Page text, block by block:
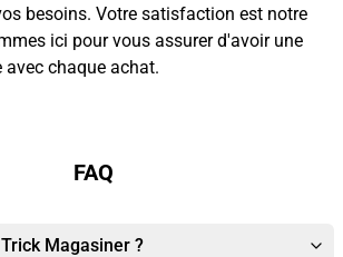
besoins. Votre satisfaction est notre
ici pour vous assurer d'avoir une
avec chaque achat.
FAQ
Magasiner ?